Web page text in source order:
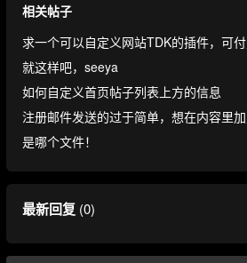
相关帖子
求一个可以自定义网站TDK的插件，可
就这样吧，seeya
如何自定义首页帖子列表上方的信息
注册邮件发送的过于简单，想在内容里
是哪个文件！
最新回复(0)